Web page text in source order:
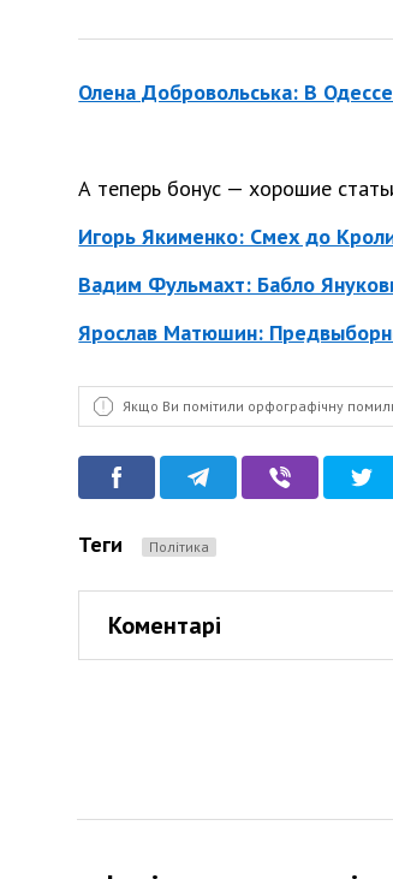
Олена Добровольська: В
А теперь бонус — хорошие
Игорь Якименко: Смех до
Вадим Фульмахт: Бабло
Ярослав Матюшин:
Якщо Ви помітили орфографічну
Теги Політика
Коментарі